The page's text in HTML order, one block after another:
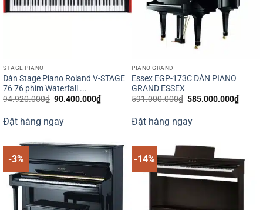
STAGE PIANO
Đàn Stage Piano Roland V-STAGE
76 76 phím Waterfall ...
94.920.000₫ Giá
94.920.000₫.
90.400.000₫Giá
hiện
90.400.000₫.
Đặt hàng ngay
PIANO GRAND
Essex EGP-173C ĐÀN PIANO
GRAND ESSEX
591.000.000₫ Giá
591.000.000₫.
585.000.000₫Giá
hiện
Đặt hàng ngay
-3% -14%